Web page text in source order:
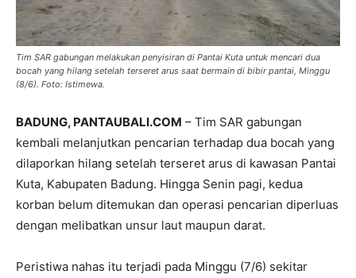
Tim SAR gabungan melakukan penyisiran di Pantai Kuta untuk mencari dua
bocah yang hilang setelah terseret arus saat bermain di bibir pantai, Minggu
(8/6). Foto: Istimewa.
BADUNG, PANTAUBALI.COM – Tim SAR gabungan
kembali melanjutkan pencarian terhadap dua bocah yang
dilaporkan hilang setelah terseret arus di kawasan Pantai
Kuta, Kabupaten Badung. Hingga Senin pagi, kedua
korban belum ditemukan dan operasi pencarian diperluas
dengan melibatkan unsur laut maupun darat.
Peristiwa nahas itu terjadi pada Minggu (7/6) sekitar